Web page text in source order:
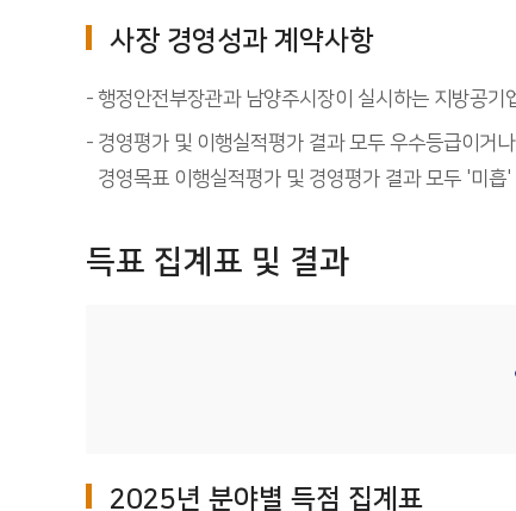
사장 경영성과 계약사항
행정안전부장관과 남양주시장이 실시하는 지방공
경영평가 및 이행실적평가 결과 모두 우수등급이거
경영목표 이행실적평가 및 경영평가 결과 모두 '미
득표 집계표 및 결과
2025년 분야별 득점 집계표